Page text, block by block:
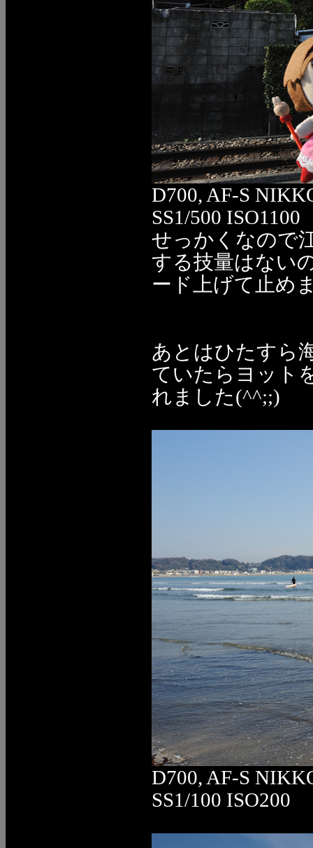
D700, AF-S
SS1/500 ISO1100
せっかくなので
する技量はない
ード上げて止め
あとはひたすら
ていたらヨット
れました(^^;;)
D700, AF-S
SS1/100 ISO200